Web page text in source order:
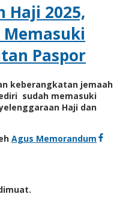
Haji 2025,
Paspor
keberangkatan jemaah
sudah memasuki
Haji dan
Agus Memorandum